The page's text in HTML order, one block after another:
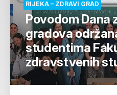
RIJEKA – ZDRAVI GRAD
Povodom Dana
gradova
studentima
zdravstvenih